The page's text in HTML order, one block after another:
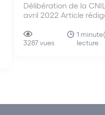
Délibération de la
avril 2022 Article
Valentine Quiniou.
3287 vues
1
lecture